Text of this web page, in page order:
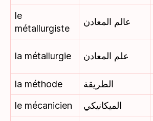
le
métallurgiste
عالم المعادن
la métallurgie علم المعادن
la méthode
الطريقة
le mécanicien
الميكانيكي